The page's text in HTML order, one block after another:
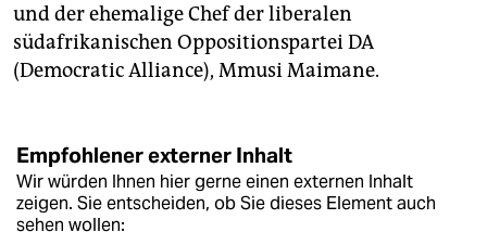
und der ehemalige Chef der liberalen
südafrikanischen Oppositionspartei DA
(Democratic Alliance), Mmusi Maimane.
Empfohlener externer Inhalt
Wir würden Ihnen hier gerne einen externen Inhalt
zeigen. Sie entscheiden, ob Sie dieses Element auch
sehen wollen: